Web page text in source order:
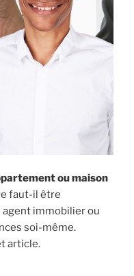
ou maison
faut-il être
agent immobilier ou
soi-même.
article.